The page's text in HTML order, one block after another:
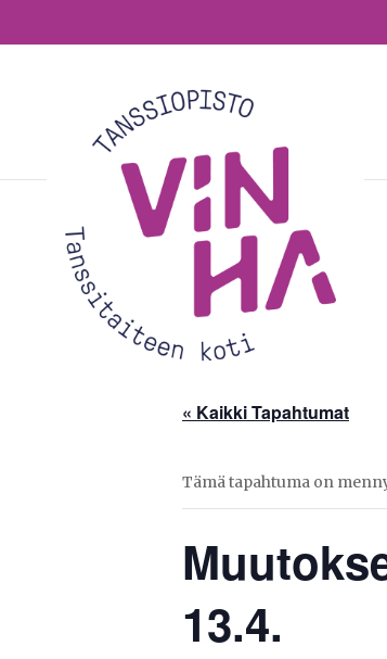
« Kaikki Tapahtumat
Tämä tapahtuma on
13.4.